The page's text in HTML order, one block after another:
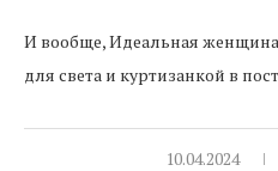
И вообще, Идеальная
для света и куртизанкой в
10.04.2024